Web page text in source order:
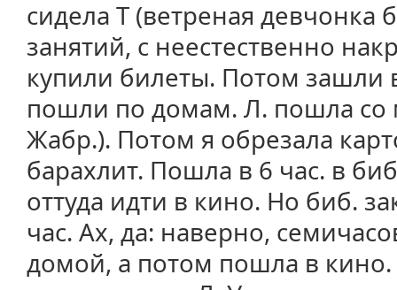
сидела Т (ветреная девчонка
занятий, с неестественно
купили билеты. Потом зашли
пошли по домам. Л. пошла со
Жабр.). Потом я обрезала
барахлит. Пошла в 6 час. в
оттуда идти в кино. Но биб.
час. Ах, да: наверно,
домой, а потом пошла в